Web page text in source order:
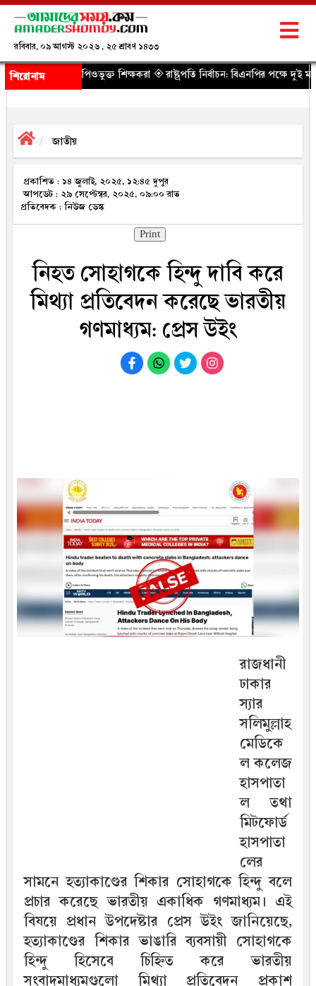
রবিবার, ০৯ আগস্ট ২০২৬ , ২৫ শ্রাবণ ১৪৩৩
শিরোনামশিক্ষকরা ◈ রাষ্ট্রপতি নির্বাচন: বিএনপির পক্ষে দুই মনোনয়নপত্র সংগ্রহ◈
জাতীয়
প্রকাশিত : ১৪ জুলাই, ২০২৫, ১২:৪৫ দুপুর
আপডেট : ২৯ সেপ্টেম্বর, ২০২৫, ০৯:০০ রাত
প্রতিবেদক : নিউজ ডেস্ক
Print
নিহত সোহাগকে হিন্দু দাবি করে
মিথ্যা প্রতিবেদন করেছে ভারতীয়
গণমাধ্যম: প্রেস উইং
রাজধানী
ঢাকার
স্যার
সলিমুল্লাহ
মেডিকে
ল কলেজ
হাসপাতা
ল তথা
মিটফোর্ড
হাসপাতা
লের
সামনে হত্যাকাণ্ডের শিকার সোহাগকে হিন্দু বলে
প্রচার করেছে ভারতীয় একাধিক গণমাধ্যম। এই
বিষয়ে প্রধান উপদেষ্টার প্রেস উইং জানিয়েছে,
হত্যাকাণ্ডের শিকার ভাঙারি ব্যবসায়ী সোহাগকে
হিন্দু হিসেবে চিহ্নিত করে ভারতীয়
সংবাদমাধ্যমগুলো মিথ্যা প্রতিবেদন প্রকাশ